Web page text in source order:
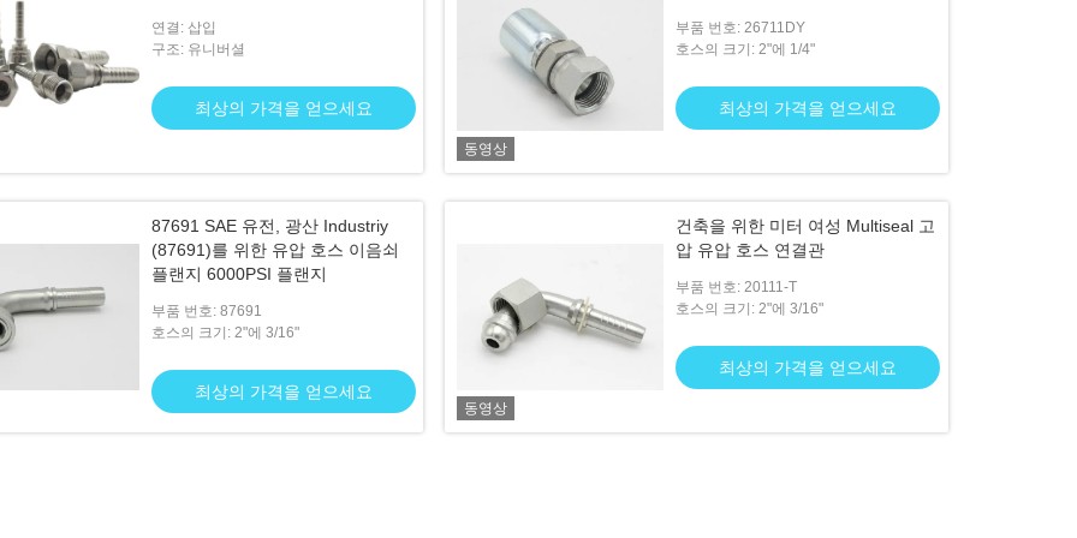
연결: 삽입
구조: 유니버셜
최상의 가격을 얻으세요
동영상
부품 번호: 26711DY
호스의 크기: 2"에 1/4"
최상의 가격을 얻으세요
87691 SAE 유전, 광산 Industriy
(87691)를 위한 유압 호스 이음쇠
플랜지 6000PSI 플랜지
부품 번호: 87691
호스의 크기: 2"에 3/16"
최상의 가격을 얻으세요
동영상
건축을 위한 미터 여성 Multiseal 고
압 유압 호스 연결관
부품 번호: 20111-T
호스의 크기: 2"에 3/16"
최상의 가격을 얻으세요